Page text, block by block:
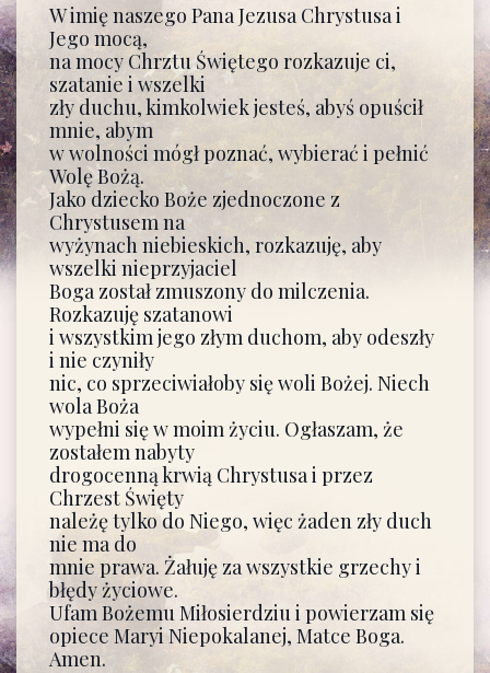
W imię naszego Pana Jezusa Chrystusa i
Jego mocą,
na mocy Chrztu Świętego rozkazuje ci,
szatanie i wszelki
zły duchu, kimkolwiek jesteś, abyś opuścił
mnie, abym
w wolności mógł poznać, wybierać i pełnić
Wolę Bożą.
Jako dziecko Boże zjednoczone z
Chrystusem na
wyżynach niebieskich, rozkazuję, aby
wszelki nieprzyjaciel
Boga został zmuszony do milczenia.
Rozkazuję szatanowi
i wszystkim jego złym duchom, aby odeszły
i nie czyniły
nic, co sprzeciwiałoby się woli Bożej. Niech
wola Boża
wypełni się w moim życiu. Ogłaszam, że
zostałem nabyty
drogocenną krwią Chrystusa i przez
Chrzest Święty
należę tylko do Niego, więc żaden zły duch
nie ma do
mnie prawa. Żałuję za wszystkie grzechy i
błędy życiowe.
Ufam Bożemu Miłosierdziu i powierzam się
opiece Maryi Niepokalanej, Matce Boga.
Amen.